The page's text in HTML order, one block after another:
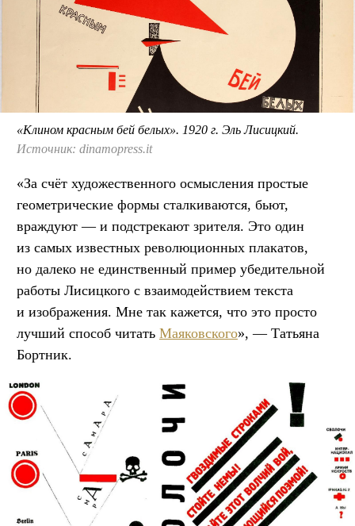
«Клином красным бей белых». 1920 г. Эль Лисицкий.
Источник: dinamopress.it
«За счёт художественного осмысления простые
геометрические формы сталкиваются, бьют,
враждуют — и подстрекают зрителя. Это один
из самых известных революционных плакатов,
но далеко не единственный пример убедительной
работы Лисицкого с взаимодействием текста
и изображения. Мне так кажется, что это просто
лучший способ читать Маяковского», — Татьяна
Бортник.